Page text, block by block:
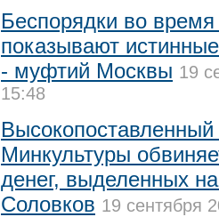
Беспорядки во время
показывают
- муфтий Москвы 19
15:48
Высокопоставленный
Минкультуры
денег, выделенных
Соловков 19 сентября